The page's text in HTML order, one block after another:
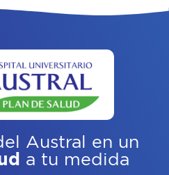
Austral
en un
a tu medida